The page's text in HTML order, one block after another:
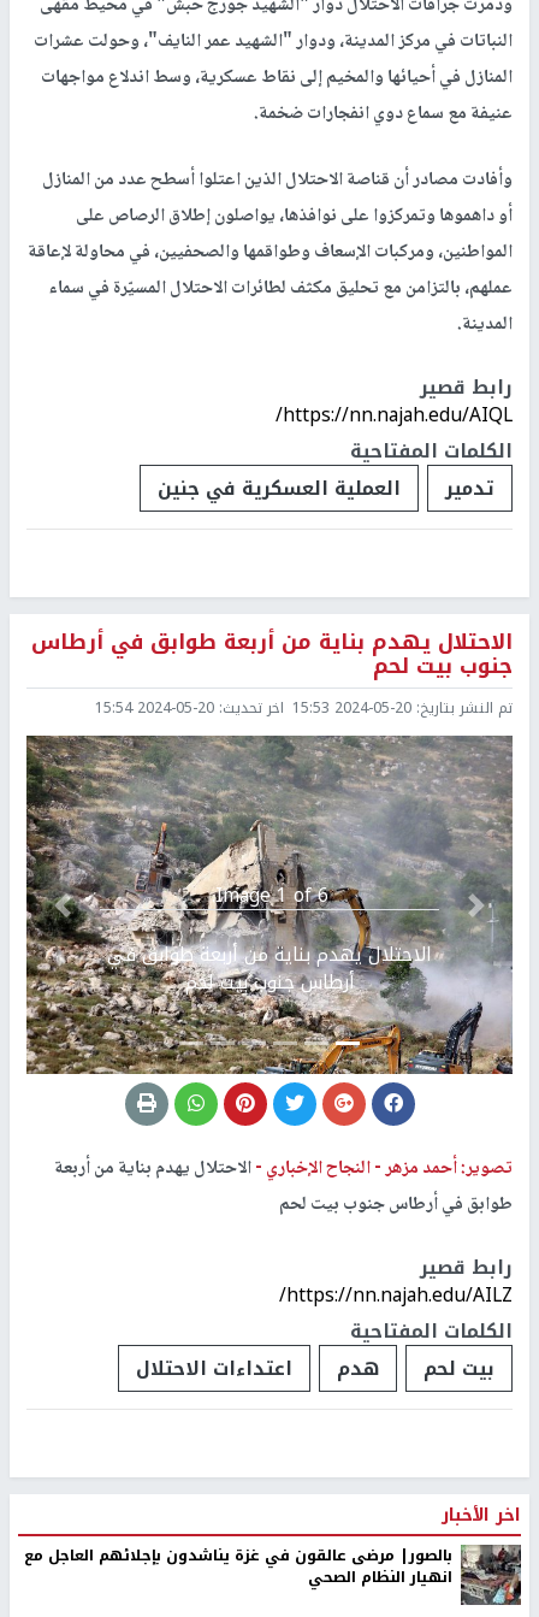
النباتات في مركز المدينة، ودوار "الشهيد عمر النايف"، وحولت عشرات
المنازل في أحيائها والمخيم إلى نقاط عسكرية، وسط اندلاع مواجهات
عنيفة مع سماع دوي انفجارات ضخمة.
وأفادت مصادر أن قناصة الاحتلال الذين اعتلوا أسطح عدد من المنازل
أو داهموها وتمركزوا على نوافذها، يواصلون إطلاق الرصاص على
المواطنين، ومركبات الإسعاف وطواقمها والصحفيين، في محاولة لإعاقة
عملهم، بالتزامن مع تحليق مكثف لطائرات الاحتلال المسيّرة في سماء
المدينة.
رابط قصير
https://nn.najah.edu/AIQL/
الكلمات المفتاحية
تدمير
العملية العسكرية في جنين
الاحتلال يهدم بناية من أربعة طوابق في أرطاس
جنوب بيت لحم
تم النشر بتاريخ: 2024-05-20 15:53 اخر تحديث: 2024-05-20 15:54
Image 1 of 6.
الاحتلال يهدم بناية من أربعة طوابق في
أرطاس جنوب بيت لحم
Previous التالي
تصوير: أحمد مزهر -النجاح الإخباري -الاحتلال يهدم بناية من أربعة
طوابق في أرطاس جنوب بيت لحم
رابط قصير
https://nn.najah.edu/AILZ/
الكلمات المفتاحية
بيت لحم
هدم اعتداءات الاحتلال
اخر الأخبار
بالصور| مرضى عالقون في غزة يناشدون بإجلائهم العاجل مع
انهيار النظام الصحي